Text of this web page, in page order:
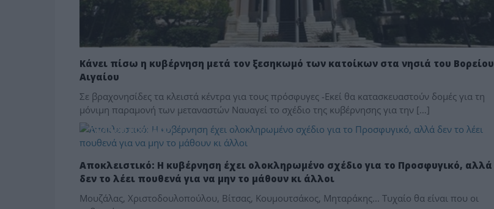
Κάνει πίσω η κυβέρνηση μετά τον ξεσηκωμό των κατοίκων στα νησιά του Βορείου
Αιγαίου
Σε βραχονησίδες τα κλειστά κέντρα για τους πρόσφυγες -Εκεί θα κατασκευαστούν δομές για τη
μόνιμη παραμονή των μεταναστών Ναυαγεί το σχέδιο της κυβέρνησης για την […]
ΤΑ ΑΝΘΗ ΤΟΥ ΚΑΚΟΥ
Αποκλειστικό: Η κυβέρνηση έχει ολοκληρωμένο σχέδιο για το Προσφυγικό, αλλά
δεν το λέει πουθενά για να μην το μάθουν κι άλλοι
Μουζάλας, Χριστοδουλοπούλου, Βίτσας, Κουμουτσάκος, Μηταράκης... Τυχαίο θα είναι που οι